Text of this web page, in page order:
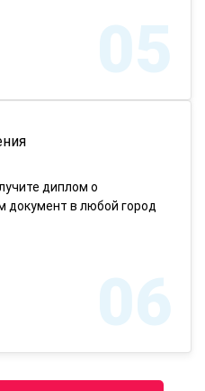
05
диплом о
документ в любой город
06